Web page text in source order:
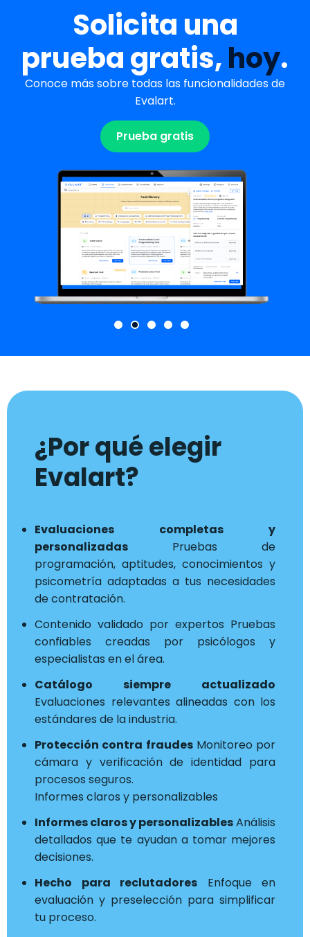
Solicita una
prueba gratis,hoy.
Conoce más sobre todas las funcionalidades de
Evalart.
Prueba gratis
¿Por qué elegir
Evalart?
Evaluaciones completas y
personalizadas Pruebas de
programación, aptitudes, conocimientos y
psicometría adaptadas a tus necesidades
de contratación.
Contenido validado por expertos Pruebas
confiables creadas por psicólogos y
especialistas en el área.
Catálogo siempre actualizado
Evaluaciones relevantes alineadas con los
estándares de la industria.
Protección contra fraudesMonitoreo por
cámara y verificación de identidad para
procesos seguros.
Informes claros y personalizables
Informes claros y personalizablesAnálisis
detallados que te ayudan a tomar mejores
decisiones.
Hecho para reclutadores Enfoque en
evaluación y preselección para simplificar
tu proceso.